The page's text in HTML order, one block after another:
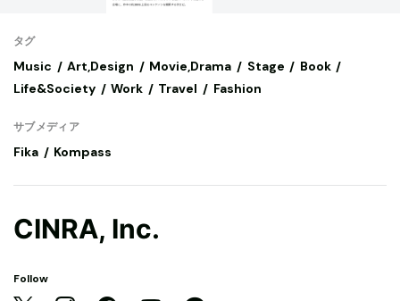
タグ
Music Art,Design Movie,Drama Stage
Book
Life&Society
Work Travel Fashion
サブメディア
Fika Kompass
CINRA, Inc.
Follow